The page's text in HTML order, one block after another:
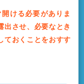
ける必要がありま
出させ、必要なとき
ておくことをおすす